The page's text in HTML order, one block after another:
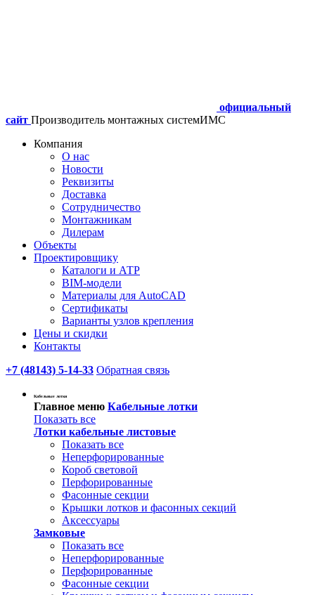
официальный
сайт Производитель монтажных системИМС
Компания
О нас
Новости
Реквизиты
Доставка
Сотрудничество
Монтажникам
Дилерам
Объекты
Проектировщику
Каталоги и АТР
BIM-модели
Материалы для AutoCAD
Сертификаты
Варианты узлов крепления
Цены и скидки
Контакты
+7 (48143) 5-14-33 Обратная связь
Кабельные лотки
Главное меню Кабельные лотки
Показать все
Лотки кабельные листовые
Показать все
Неперфорированные
Короб световой
Перфорированные
Фасонные секции
Крышки лотков и фасонных секций
Аксессуары
Замковые
Показать все
Неперфорированные
Перфорированные
Фасонные секции